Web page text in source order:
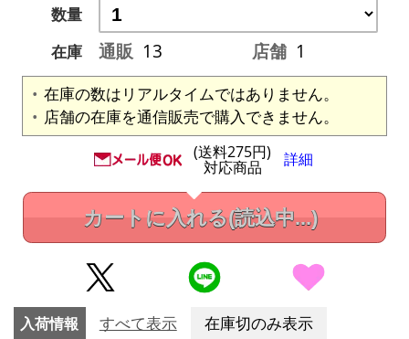
数量
在庫
通販 13 店舗 1
在庫の数はリアルタイムではありません。
店舗の在庫を通信販売で購入できません。
(送料275円)
対応商品 詳細
カートに入れる(読込中...)
入荷情報 すべて表示 在庫切のみ表示